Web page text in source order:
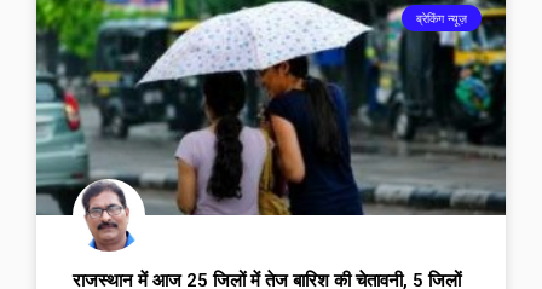
ब्रेकिंग न्यूज़
राजस्थान में आज 25 जिलों में तेज बारिश की चेतावनी, 5 जिलों